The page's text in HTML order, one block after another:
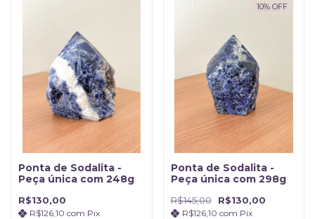
Ponta de Sodalita -
Peça única com 248g
R$130,00
R$126,10 com Pix
10% OFF
Ponta de Sodalita -
Peça única com 298g
R$145,00 R$130,00
R$126,10 com Pix